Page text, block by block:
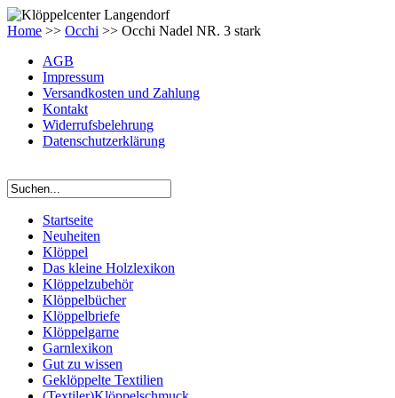
Home >> Occhi >> Occhi Nadel NR. 3 stark
AGB
Impressum
Versandkosten und Zahlung
Kontakt
Widerrufsbelehrung
Datenschutzerklärung
Startseite
Neuheiten
Klöppel
Das kleine Holzlexikon
Klöppelzubehör
Klöppelbücher
Klöppelbriefe
Klöppelgarne
Garnlexikon
Gut zu wissen
Geklöppelte Textilien